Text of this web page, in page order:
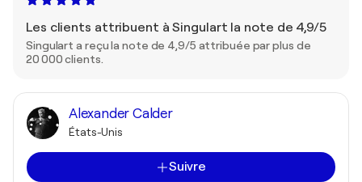
Les clients attribuent à Singulart la note de 4,9/5
Singulart a reçu la note de 4,9/5 attribuée par plus de
20 000 clients.
Alexander Calder
États-Unis
Suivre